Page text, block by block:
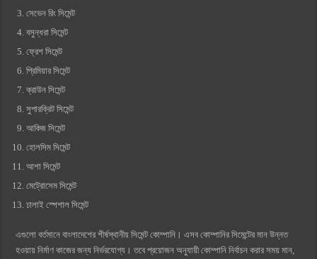
সেভেন রিং সিমেন্ট
বসুন্ধরা সিমেন্ট
ফ্রেশ সিমেন্ট
প্রিমিয়ার সিমেন্ট
ক্রাউন সিমেন্ট
সুপারক্রিট সিমেন্ট
আকিজ সিমেন্ট
হোলসিম সিমেন্ট
আশা সিমেন্ট
মেট্রোসেম সিমেন্ট
ঢালাই স্পেশাল সিমেন্ট
এগুলো বর্তমানে বাংলাদেশের শীর্ষস্থানীয় সিমেন্ট কোম্পানি। এসব কোম্পানির সিমেন্টের মান উন্নত
হওয়ায় নির্মাণ কাজের জন্য নির্ভরযোগ্য। তবে প্রয়োজন অনুযায়ী কোম্পানি নির্বাচন করার সময় মান,